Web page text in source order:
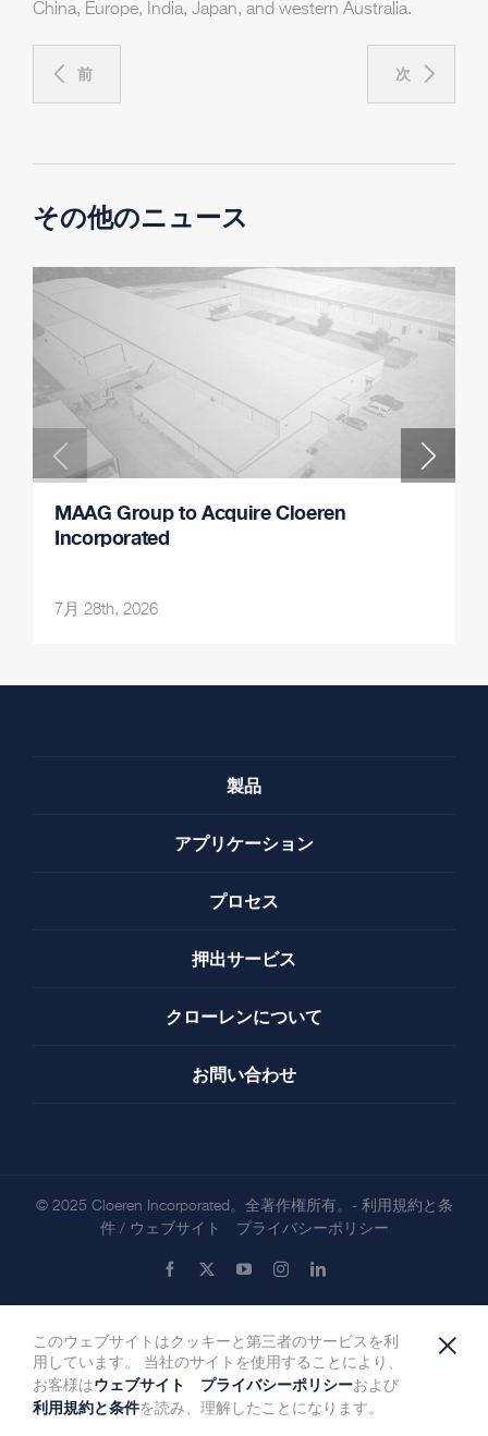
China, Europe, India, Japan, and western Australia.
前 次
その他のニュース
MAAG Group to Acquire Cloeren
Incorporated
7月 28th, 2026
製品
アプリケーション
プロセス
押出サービス
クローレンについて
お問い合わせ
© 2025 Cloeren Incorporated。全著作権所有。- 利用規約と条
件/ ウェブサイト プライバシーポリシー
Facebook YouTubeInstagramLinkedIn
このウェブサイトはクッキーと第三者のサービスを利
用しています。 当社のサイトを使用することにより、
お客様はウェブサイト プライバシーポリシーおよび
利用規約と条件を読み、理解したことになります。
×